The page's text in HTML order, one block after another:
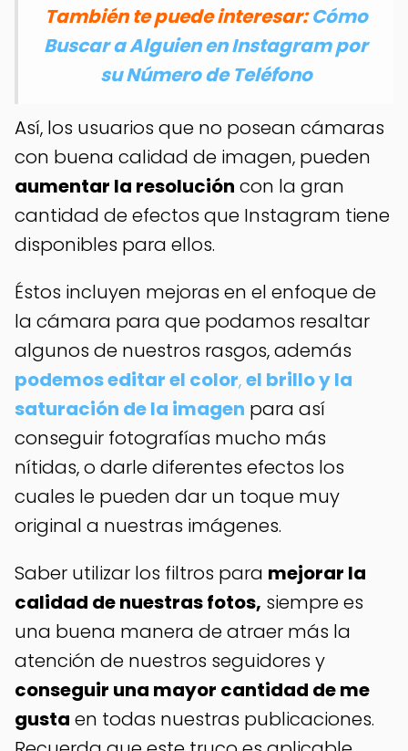
También te puede interesar:Cómo
Buscar a Alguien en Instagram por
su Número de Teléfono
Así, los usuarios que no posean cámaras
con buena calidad de imagen, pueden
aumentar la resolución con la gran
cantidad de efectos que Instagram tiene
disponibles para ellos.
Éstos incluyen mejoras en el enfoque de
la cámara para que podamos resaltar
algunos de nuestros rasgos, además
podemos editar el color,el brillo y la
saturación de la imagen para así
conseguir fotografías mucho más
nítidas, o darle diferentes efectos los
cuales le pueden dar un toque muy
original a nuestras imágenes.
Saber utilizar los filtros para mejorar la
calidad de nuestras fotos, siempre es
una buena manera de atraer más la
atención de nuestros seguidores y
conseguir una mayor cantidad de me
gusta en todas nuestras publicaciones.